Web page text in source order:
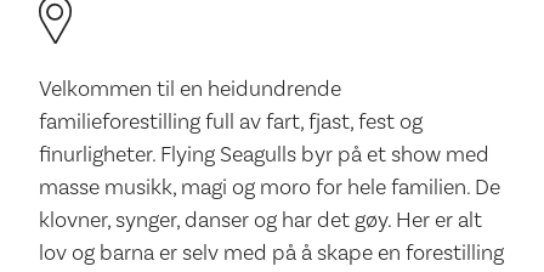
Velkommen til en heidundrende
familieforestilling full av fart, fjast, fest og
finurligheter. Flying Seagulls byr på et show med
masse musikk, magi og moro for hele familien. De
klovner, synger, danser og har det gøy. Her er alt
lov og barna er selv med på å skape en forestilling